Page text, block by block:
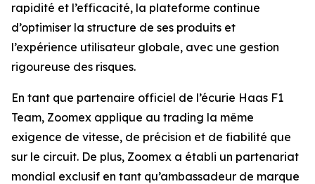
rapidité et l’efficacité, la plateforme continue
d’optimiser la structure de ses produits et
l’expérience utilisateur globale, avec une gestion
rigoureuse des risques.
En tant que partenaire officiel de l’écurie Haas F1
Team, Zoomex applique au trading la même
exigence de vitesse, de précision et de fiabilité que
sur le circuit. De plus, Zoomex a établi un partenariat
mondial exclusif en tant qu’ambassadeur de marque